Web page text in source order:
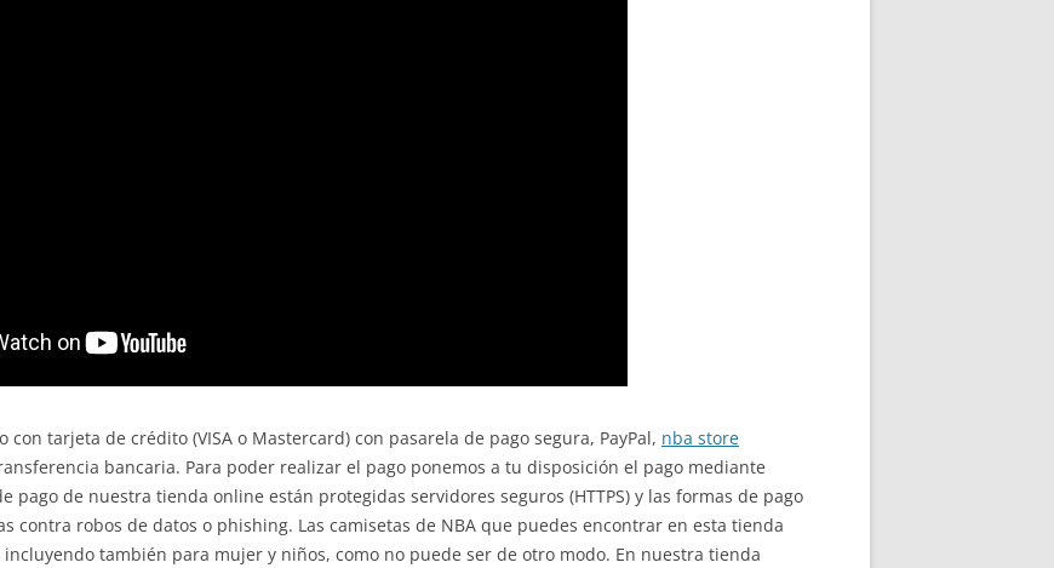
tarjeta de crédito (VISA o Mastercard) con pasarela de pago segura, PayPal, nba store
bancaria. Para poder realizar el pago ponemos a tu disposición el pago mediante
pago de nuestra tienda online están protegidas servidores seguros (HTTPS) y las formas de pago
contra robos de datos o phishing. Las camisetas de NBA que puedes encontrar en esta tienda
también para mujer y niños, como no puede ser de otro modo. En nuestra tienda